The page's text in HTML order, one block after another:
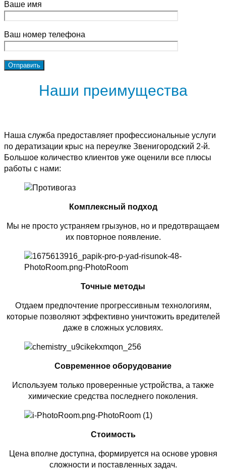
Ваше имя
Ваш номер телефона
Наши преимущества
Наша служба предоставляет профессиональные услуги
по дератизации крыс на переулке Звенигородский 2-й.
Большое количество клиентов уже оценили все плюсы
работы с нами:
Комплексный подход
Мы не просто устраняем грызунов, но и предотвращаем
их повторное появление.
Точные методы
Отдаем предпочтение прогрессивным технологиям,
которые позволяют эффективно уничтожить вредителей
даже в сложных условиях.
Современное оборудование
Используем только проверенные устройства, а также
химические средства последнего поколения.
Стоимость
Цена вполне доступна, формируется на основе уровня
сложности и поставленных задач.